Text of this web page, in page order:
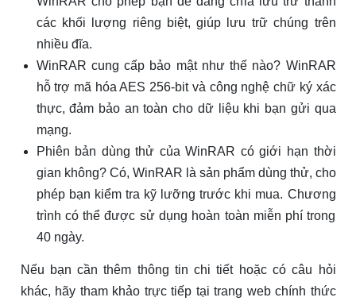
các khối lượng riêng biệt, giúp lưu trữ chúng trên
nhiều đĩa.
WinRAR cung cấp bảo mật như thế nào? WinRAR
hỗ trợ mã hóa AES 256-bit và công nghệ chữ ký xác
thực, đảm bảo an toàn cho dữ liệu khi bạn gửi qua
mạng.
Phiên bản dùng thử của WinRAR có giới hạn thời
gian không? Có, WinRAR là sản phẩm dùng thử, cho
phép bạn kiểm tra kỹ lưỡng trước khi mua. Chương
trình có thể được sử dụng hoàn toàn miễn phí trong
40 ngày.
Nếu bạn cần thêm thông tin chi tiết hoặc có câu hỏi
khác, hãy tham khảo trực tiếp tại trang web chính thức